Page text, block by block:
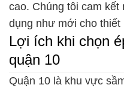
cao. Chúng tôi cam
dụng như mới cho thiết
Lợi ích khi chọn
quận 10
Quận 10 là khu vực